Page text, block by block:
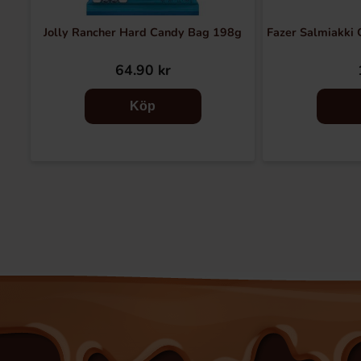
Jolly Rancher Hard Candy Bag 198g
64.90 kr
Köp
Fazer Salmiakki